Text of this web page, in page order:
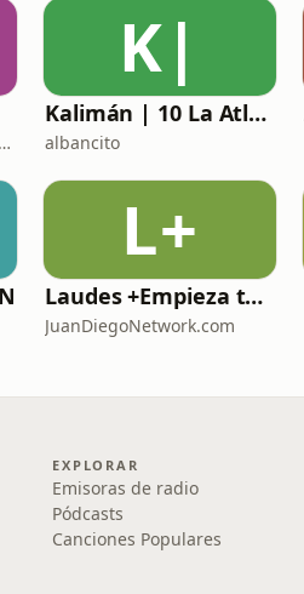
Andres Johnson ; Hector de la Garza
K|
Kalimán | 10 La Atlántida La Ciudad Perdida - 1966
albancito
L+
Laudes +Empieza tu día en oración junto con toda la Iglesia+
JuanDiegoNetwork.com
EXPLORAR
Emisoras de radio
Pódcasts
Canciones Populares